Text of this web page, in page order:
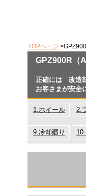
TOPページ
GPZ900R
正確には 改造
お客さまが安全
1.ホイール 2.
9.冷却廻り